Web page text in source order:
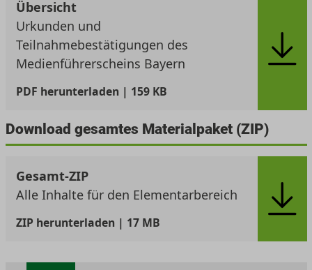
Übersicht
Urkunden und
Teilnahmebestätigungen des
Medienführerscheins Bayern
PDF herunterladen | 159 KB
Download gesamtes Materialpaket (ZIP)
Gesamt-ZIP
Alle Inhalte für den Elementarbereich
ZIP herunterladen | 17 MB